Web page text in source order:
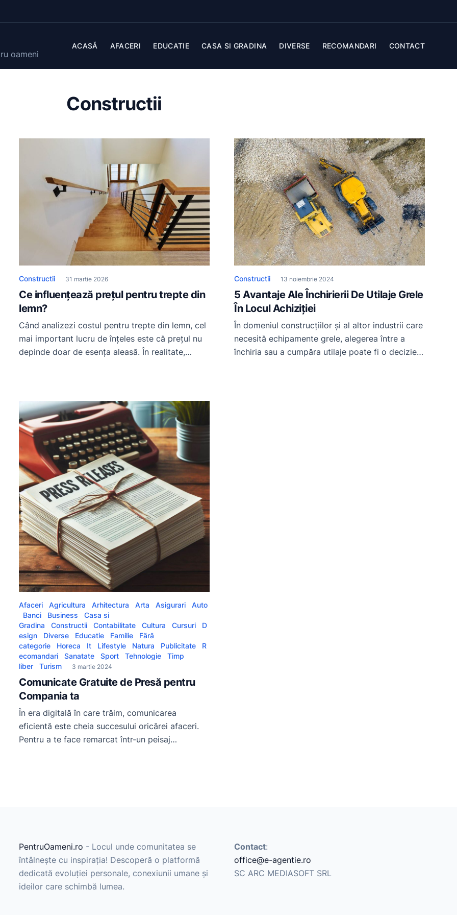
oameni
ACASĂ AFACERI EDUCATIE CASA SI GRADINA DIVERSE RECOMANDARI CONTACT
Constructii
Constructii 31 martie 2026
Ce influențează prețul pentru trepte din
lemn?
Când analizezi costul pentru trepte din lemn, cel
mai important lucru de înțeles este că prețul nu
depinde doar de esența aleasă. În realitate,
oferte pentru trepte din lemn pot arăta
asemănător la prima vedere, dar […]
Constructii 13 noiembrie 2024
5 Avantaje Ale Închirierii De Utilaje Grele
În Locul Achiziției
În domeniul construcțiilor și al altor industrii care
necesită echipamente grele, alegerea între a
închiria sau a cumpăra utilaje poate fi o decizie
Afaceri Agricultura Arhitectura Arta Asigurari
Auto
Banci
Business
Casa si
Gradina
Constructii Contabilitate Cultura Cursuri
D
esign
Diverse Educatie Familie
Fără
categorie
Horeca It Lifestyle Natura Publicitate
R
ecomandari
Sanatate Sport Tehnologie
Timp
liber
Turism 3 martie 2024
Comunicate Gratuite de Presă pentru
Compania ta
În era digitală în care trăim, comunicarea
eficientă este cheia succesului oricărei afaceri.
Pentru a te face remarcat într-un peisaj
PentruOameni.ro - Locul unde comunitatea se
întâlnește cu inspirația! Descoperă o platformă
dedicată evoluției personale, conexiunii umane și
ideilor care schimbă lumea.
Contact:
office@e-agentie.ro
SC ARC MEDIASOFT SRL